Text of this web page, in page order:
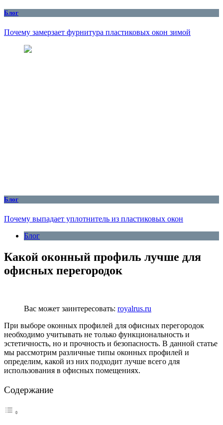
Блог
Почему замерзает фурнитура пластиковых окон зимой
Блог
Почему выпадает уплотнитель из пластиковых окон
Блог
Какой оконный профиль лучше для
офисных перегородок
Вас может заинтересовать: royalrus.ru
При выборе оконных профилей для офисных перегородок
необходимо учитывать не только функциональность и
эстетичность, но и прочность и безопасность. В данной статье
мы рассмотрим различные типы оконных профилей и
определим, какой из них подходит лучше всего для
использования в офисных помещениях.
Содержание